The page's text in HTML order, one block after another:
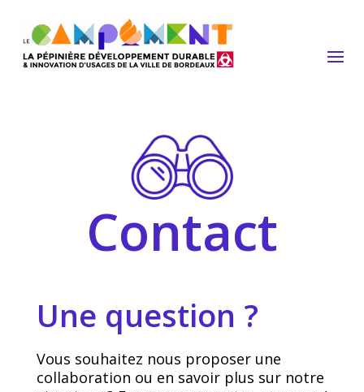
Contact
Une question ?
Vous souhaitez nous proposer une
collaboration ou en savoir plus sur notre